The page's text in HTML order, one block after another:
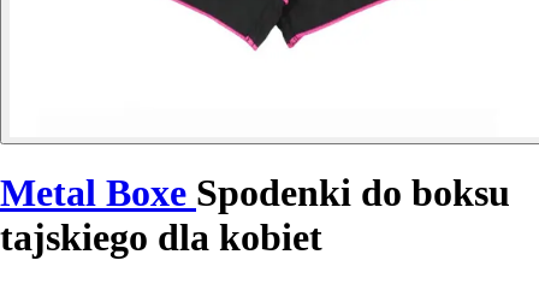
Metal Boxe Spodenki do boksu
tajskiego dla kobiet